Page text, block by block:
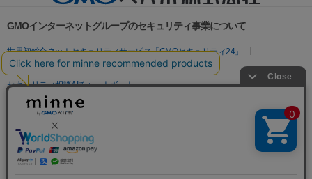
GMOインターネットグループのセキュリティ事業について
世界初総合ネットセキュリティサービス「GMOセキュリティ24」
パスワード漏洩診断
Webサイトリスク診断
セキュリティ相談AIチャットボット
実在証明・盗聴対策
サイバー攻撃対策（GMO Flatt Security）
セキュリティ事業の軌跡